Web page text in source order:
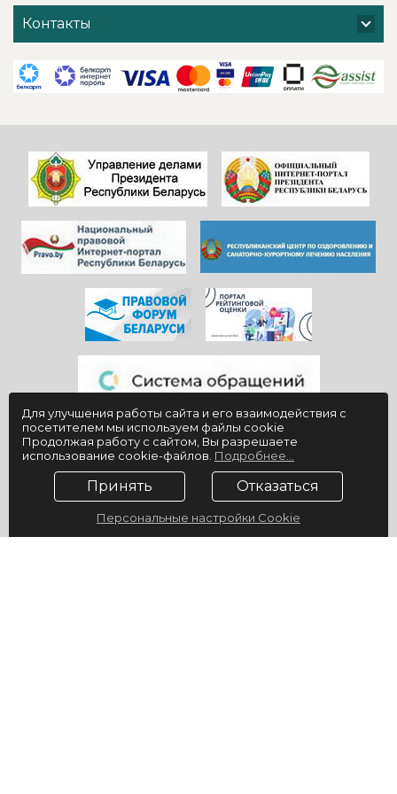
и от себя- прям
низкий поклон
САДОВНИКАМ
видишь, КАК они
Здоровья и
благополучия
всем!
санатория,
сотрудников
ресепшен и
другие службы и
дальнейшего
красивой и вечно
молодой
«Юности».
Контакты
Для улучшения работы сайта и его взаимодействия с
посетителем мы используем файлы cookie
Продолжая работу с сайтом, Вы разрешаете
использование cookie-файлов. Подробнее...
Принять Отказаться
Персональные настройки Cookie